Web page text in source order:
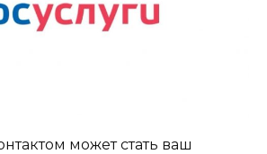
может стать ваш